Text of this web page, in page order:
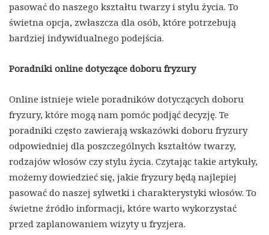
pasować do naszego kształtu twarzy i stylu życia. To
świetna opcja, zwłaszcza dla osób, które potrzebują
bardziej indywidualnego podejścia.
Poradniki online dotyczące doboru fryzury
Online istnieje wiele poradników dotyczących doboru
fryzury, które mogą nam pomóc podjąć decyzję. Te
poradniki często zawierają wskazówki doboru fryzury
odpowiedniej dla poszczególnych kształtów twarzy,
rodzajów włosów czy stylu życia. Czytając takie artykuły,
możemy dowiedzieć się, jakie fryzury będą najlepiej
pasować do naszej sylwetki i charakterystyki włosów. To
świetne źródło informacji, które warto wykorzystać
przed zaplanowaniem wizyty u fryzjera.